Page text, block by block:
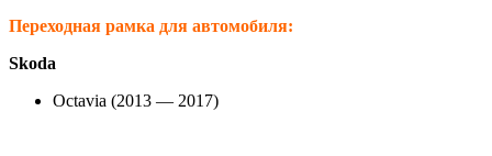
Переходная рамка для автомобиля:
Skoda
Octavia (2013 — 2017)